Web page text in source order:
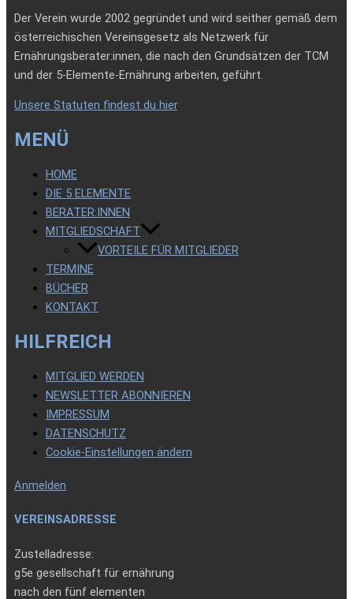
Der Verein wurde 2002 gegründet und wird seither gemäß dem
österreichischen Vereinsgesetz als Netzwerk für
Ernährungsberater:innen, die nach den Grundsätzen der TCM
und der 5-Elemente-Ernährung arbeiten, geführt.
Unsere Statuten findest du hier.
MENÜ
HOME
DIE 5 ELEMENTE
BERATER:INNEN
MITGLIEDSCHAFT
VORTEILE FÜR MITGLIEDER
TERMINE
BÜCHER
KONTAKT
HILFREICH
MITGLIED WERDEN
NEWSLETTER ABONNIEREN
IMPRESSUM
DATENSCHUTZ
Cookie-Einstellungen ändern
Anmelden
VEREINSADRESSE
Zustelladresse:
g5e gesellschaft für ernährung
nach den fünf elementen